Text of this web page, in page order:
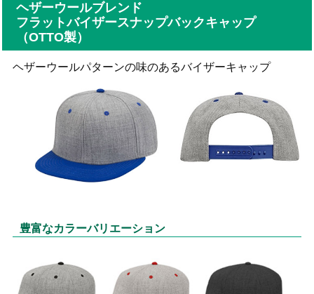
ヘザーウールブレンド
フラットバイザースナップバックキャップ
（OTTO製）
ヘザーウールパターンの味のあるバイザーキャップ
豊富なカラーバリエーション